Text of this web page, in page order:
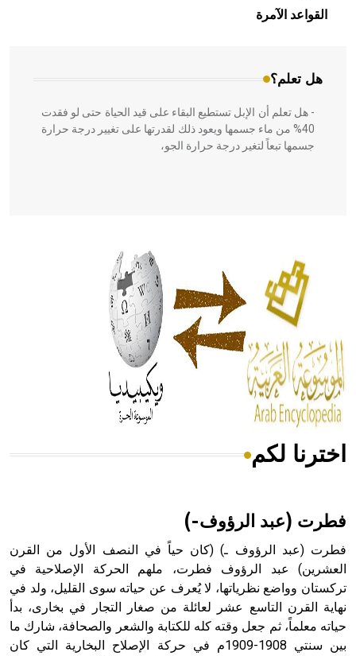
القواعد الآمرة
هل تعلم؟
بالعمارة الإسلامية في بلاد الشام ومصر خاصة، حيث يحرص
المعمار على بناء مداميكه وخاصة في الواجهات
- هل تعلم أن الإبل تستطيع البقاء على قيد الحياة حتى لو فقدت
40% من ماء جسمها ويعود ذلك لقدرتها على تغيير درجة حرارة
جسمها تبعاً لتغير درجة حرارة الجو،
الحكم، الأدلة، تنظيم التغذية، ورسالته في جروح الرأس. ويعود
له الفضل بأنه حرر الطب من الدين والفلسفة.
- هل تعلم أن المرجان إفراز حيواني يتكون في البحر ويتركب
من مادة كربونات الكلسيوم، وهو أحمر أو شديد الحمرة وهو
أجود أنواعه، ويمتاز بكبر الحجم ويسمى الش
هل تعلم أن الأبسيد كلمة فرنسية اللفظ تم اعتمادها مصطلحاً
- هل تعلم أن أبجر Abgar اسم معروف جيداً يعود إلى عدد من
الملوك الذين حكموا مدينة إديسا (الرها) من أبجر الأول وحتى
التاسع، وهم ينتسبون إلى أسرة أوسروين
اخترنا لكم
فطرت (عبد الرؤوف-)
فطرت (عبد الرؤوف ـ) (كان حياً في النصف الأول من القرن
العشرين) عبد الرؤوف فطرت، ملهم الحركة الإصلاحية في
تركستان وواضع نظرياتها، لا يُعرف عن حياته سوى القليل، ولد في
نهاية القرن التاسع عشر لعائلة من صغار التجار في بخارى، بدأ
حياته معلماً، ثم جعل وقته كله للكتابة والشعر والصحافة، شارك ما
بين سنتي 1908-1909م في حركة الإصلاح البخارية التي كان